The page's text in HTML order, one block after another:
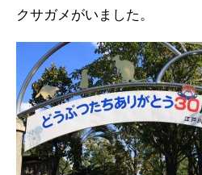
クサガメがいました。